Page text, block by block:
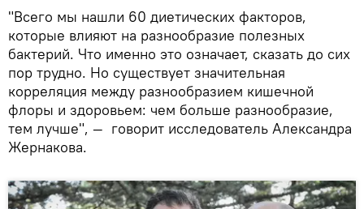
"Всего мы нашли 60 диетических факторов,
которые влияют на разнообразие полезных
бактерий. Что именно это означает, сказать до сих
пор трудно. Но существует значительная
корреляция между разнообразием кишечной
флоры и здоровьем: чем больше разнообразие,
тем лучше", — говорит исследователь Александра
Жернакова.